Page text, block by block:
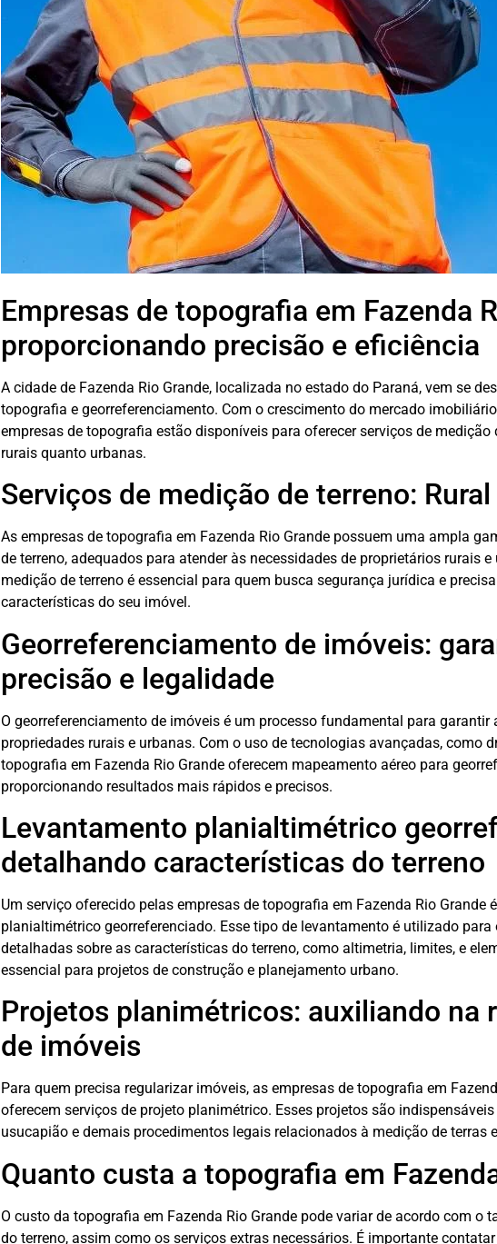
Empresas de topografia em Fazenda
proporcionando precisão e eficiência
A cidade de Fazenda Rio Grande, localizada no estado do Paraná, vem se
topografia e georreferenciamento. Com o crescimento do mercado
empresas de topografia estão disponíveis para oferecer serviços de medição
rurais quanto urbanas.
Serviços de medição de terreno:
As empresas de topografia em Fazenda Rio Grande possuem uma ampla
de terreno, adequados para atender às necessidades de proprietários rurais e
medição de terreno é essencial para quem busca segurança jurídica e
características do seu imóvel.
Georreferenciamento de imóveis:
precisão e legalidade
O georreferenciamento de imóveis é um processo fundamental para garantir
propriedades rurais e urbanas. Com o uso de tecnologias avançadas, como
topografia em Fazenda Rio Grande oferecem mapeamento aéreo para
proporcionando resultados mais rápidos e precisos.
Levantamento planialtimétrico
detalhando características do terreno
Um serviço oferecido pelas empresas de topografia em Fazenda Rio Grande
planialtimétrico georreferenciado. Esse tipo de levantamento é utilizado
detalhadas sobre as características do terreno, como altimetria, limites, e
essencial para projetos de construção e planejamento urbano.
Projetos planimétricos: auxiliando na
de imóveis
Para quem precisa regularizar imóveis, as empresas de topografia em
oferecem serviços de projeto planimétrico. Esses projetos são
usucapião e demais procedimentos legais relacionados à medição de terras
Quanto custa a topografia em
O custo da topografia em Fazenda Rio Grande pode variar de acordo com o
do terreno, assim como os serviços extras necessários. É importante